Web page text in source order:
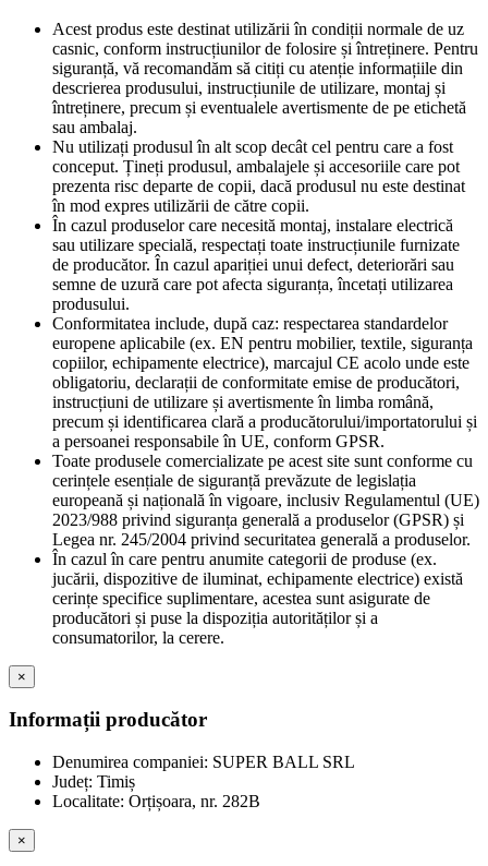
Acest produs este destinat utilizării în condiții normale de uz
casnic, conform instrucțiunilor de folosire și întreținere. Pentru
siguranță, vă recomandăm să citiți cu atenție informațiile din
descrierea produsului, instrucțiunile de utilizare, montaj și
întreținere, precum și eventualele avertismente de pe etichetă
sau ambalaj.
Nu utilizați produsul în alt scop decât cel pentru care a fost
conceput. Țineți produsul, ambalajele și accesoriile care pot
prezenta risc departe de copii, dacă produsul nu este destinat
în mod expres utilizării de către copii.
În cazul produselor care necesită montaj, instalare electrică
sau utilizare specială, respectați toate instrucțiunile furnizate
de producător. În cazul apariției unui defect, deteriorări sau
semne de uzură care pot afecta siguranța, încetați utilizarea
produsului.
Conformitatea include, după caz: respectarea standardelor
europene aplicabile (ex. EN pentru mobilier, textile, siguranța
copiilor, echipamente electrice), marcajul CE acolo unde este
obligatoriu, declarații de conformitate emise de producători,
instrucțiuni de utilizare și avertismente în limba română,
precum și identificarea clară a producătorului/importatorului și
a persoanei responsabile în UE, conform GPSR.
Toate produsele comercializate pe acest site sunt conforme cu
cerințele esențiale de siguranță prevăzute de legislația
europeană și națională în vigoare, inclusiv Regulamentul (UE)
2023/988 privind siguranța generală a produselor (GPSR) și
Legea nr. 245/2004 privind securitatea generală a produselor.
În cazul în care pentru anumite categorii de produse (ex.
jucării, dispozitive de iluminat, echipamente electrice) există
cerințe specifice suplimentare, acestea sunt asigurate de
producători și puse la dispoziția autorităților și a
consumatorilor, la cerere.
×
Informații producător
Denumirea companiei: SUPER BALL SRL
Județ: Timiș
Localitate: Orțișoara, nr. 282B
×